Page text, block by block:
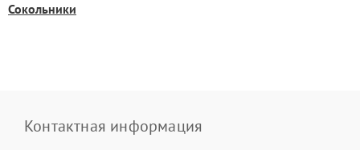
Сокольники
Контактная информация